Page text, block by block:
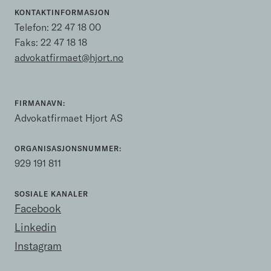
KONTAKTINFORMASJON
Telefon: 22 47 18 00
Faks: 22 47 18 18
advokatfirmaet@hjort.no
FIRMANAVN:
Advokatfirmaet Hjort AS
ORGANISASJONSNUMMER:
929 191 811
SOSIALE KANALER
Facebook
Linkedin
Instagram